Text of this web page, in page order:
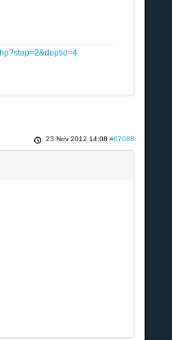
23 Nov 2012 14:08 #67088